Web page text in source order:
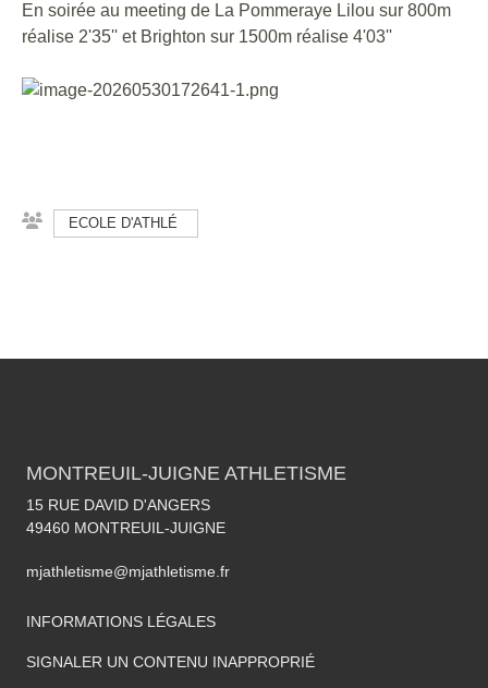
En soirée au meeting de La Pommeraye Lilou sur 800m
réalise 2'35'' et Brighton sur 1500m réalise 4'03''
ECOLE D'ATHLÉ
MONTREUIL-JUIGNE ATHLETISME
15 RUE DAVID D'ANGERS
49460 MONTREUIL-JUIGNE
mjathletisme@mjathletisme.fr
INFORMATIONS LÉGALES
SIGNALER UN CONTENU INAPPROPRIÉ